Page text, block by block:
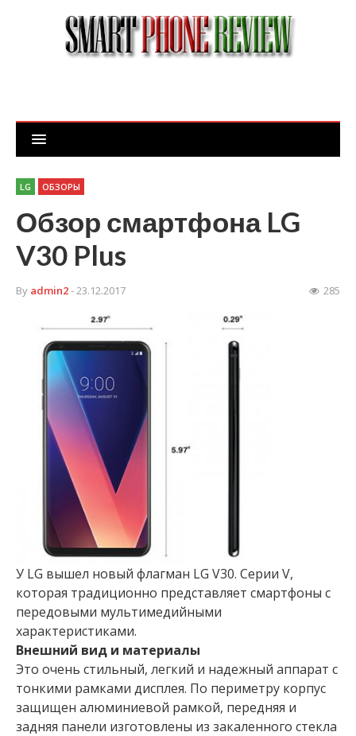
LG ОБЗОРЫ
Обзор смартфона LG
V30 Plus
By admin2- 23.12.2017 285
У LG вышел новый флагман LG V30. Серии V,
которая традиционно представляет смартфоны с
передовыми мультимедийными
характеристиками.
Внешний вид и материалы
Это очень стильный, легкий и надежный аппарат с
тонкими рамками дисплея. По периметру корпус
защищен алюминиевой рамкой, передняя и
задняя панели изготовлены из закаленного стекла